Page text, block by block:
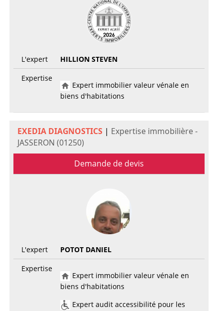
L'expert
HILLION STEVEN
Expertise
Expert immobilier valeur vénale en
biens d'habitations
EXEDIA DIAGNOSTICS | Expertise immobilière -
JASSERON (01250)
Demande de devis
L'expert
POTOT DANIEL
Expertise
Expert immobilier valeur vénale en
biens d'habitations
Expert audit accessibilité pour les